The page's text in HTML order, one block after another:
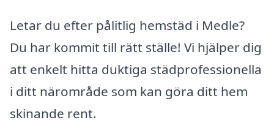
Letar du efter pålitlig hemstäd i Medle?
Du har kommit till rätt ställe! Vi hjälper dig
att enkelt hitta duktiga städprofessionella
i ditt närområde som kan göra ditt hem
skinande rent.